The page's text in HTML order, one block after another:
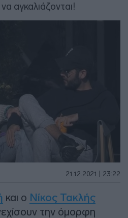
αγκαλιάζονται!
21.12.2021 | 23:22
και ο Νίκος Τακλής
την όμορφη